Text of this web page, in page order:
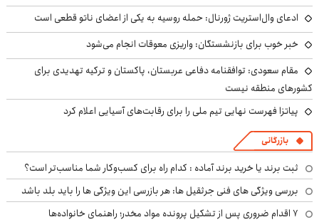
ادعای وال‌استریت ژورنال: حمله روسیه به یکی از اعضای ناتو قطعی است
خبر خوب برای بازنشستگان: واریزی معوقات انجام می‌شود
مقام سعودی: توافقنامه دفاعی عربستان، پاکستان و ترکیه تهدیدی برای
کشورهای منطقه نیست
پیاتزا فهرست نهایی تیم ملی را برای رقابت‌های آسیایی اعلام کرد
بازرگانی
ثبت برند یا خرید برند آماده : کدام راه برای کسب‌وکار شما مناسب‌تر است؟
بررسی ویژگی های فنی جرثقیل ها: هر بازرسی این ویژگی ها را باید بلد باشد
۷ اقدام ضروری پس از تشکیل پرونده مواد مخدر؛ راهنمای خانواده‌ها